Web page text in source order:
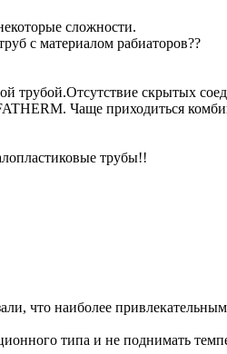
сложности.
с материалом рабиаторов??
трубой.Отсутствие скрытых
Чаще приходиться
трубы!!
что наиболее
типа и не поднимать